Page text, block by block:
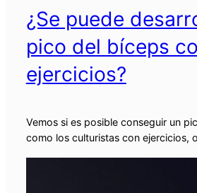
¿Se puede
pico del bíceps
ejercicios?
Vemos si es posible conseguir un
como los culturistas con ejercicios,